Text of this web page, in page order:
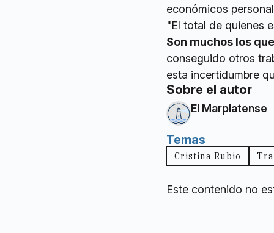
económicos
"El total de quienes
Son muchos los
conseguido otros
esta incertidumbre
Sobre el autor
El Marplatense
Temas
Cristina Rubio
Este contenido no